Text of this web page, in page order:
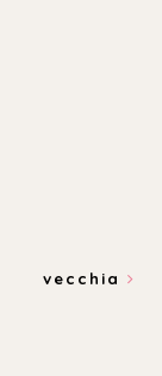
vecchia